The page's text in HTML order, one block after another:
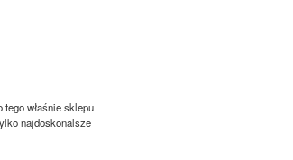
właśnie sklepu
najdoskonalsze